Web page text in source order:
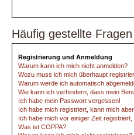
Häufig gestellte Fragen
Registrierung und Anmeldung
Warum kann ich mich nicht anmelden?
Wozu muss ich mich überhaupt
Warum werde ich automatisch
Wie kann ich verhindern, dass mein
Ich habe mein Passwort vergessen!
Ich habe mich registriert, kann mich
Ich habe mich vor einiger Zeit
Was ist COPPA?